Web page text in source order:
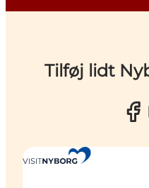
Tilføj lidt